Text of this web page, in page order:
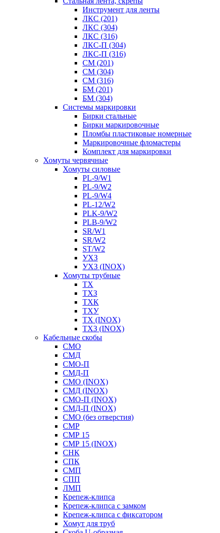
Инструмент для ленты
ЛКС (201)
ЛКС (304)
ЛКС (316)
ЛКС-П (304)
ЛКС-П (316)
СМ (201)
СМ (304)
СМ (316)
БМ (201)
БМ (304)
Системы маркировки
Бирки стальные
Бирки маркировочные
Пломбы пластиковые номерные
Маркировочные фломастеры
Комплект для маркировки
Хомуты червячные
Хомуты силовые
PL-9/W1
PL-9/W2
PL-9/W4
PL-12/W2
PLK-9/W2
PLB-9/W2
SR/W1
SR/W2
ST/W2
УХЗ
УХЗ (INOX)
Хомуты трубные
ТХ
ТХЗ
ТХК
ТХУ
ТХ (INOX)
ТХЗ (INOX)
Кабельные скобы
СМО
СМД
СМО-П
СМД-П
СМО (INOX)
СМД (INOX)
СМО-П (INOX)
СМД-П (INOX)
СМО (без отверстия)
СМР
СМР 15
СМР 15 (INOX)
СНК
СПК
СМП
СПП
ЛМП
Крепеж-клипса
Крепеж-клипса с замком
Крепеж-клипса с фиксатором
Хомут для труб